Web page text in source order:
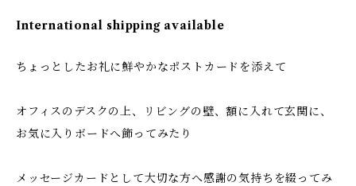
International shipping available
ちょっとしたお礼に鮮やかなポストカードを添えて
オフィスのデスクの上、リビングの壁、額に入れて玄関に、
お気に入りボードへ飾ってみたり
メッセージカードとして大切な方へ感謝の気持ちを綴ってみ